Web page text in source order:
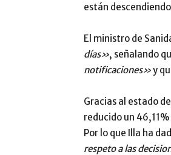
están
El ministro de
días», señalando
notificaciones»y
Gracias al estado
reducido un
Por lo que Illa ha
respeto a las